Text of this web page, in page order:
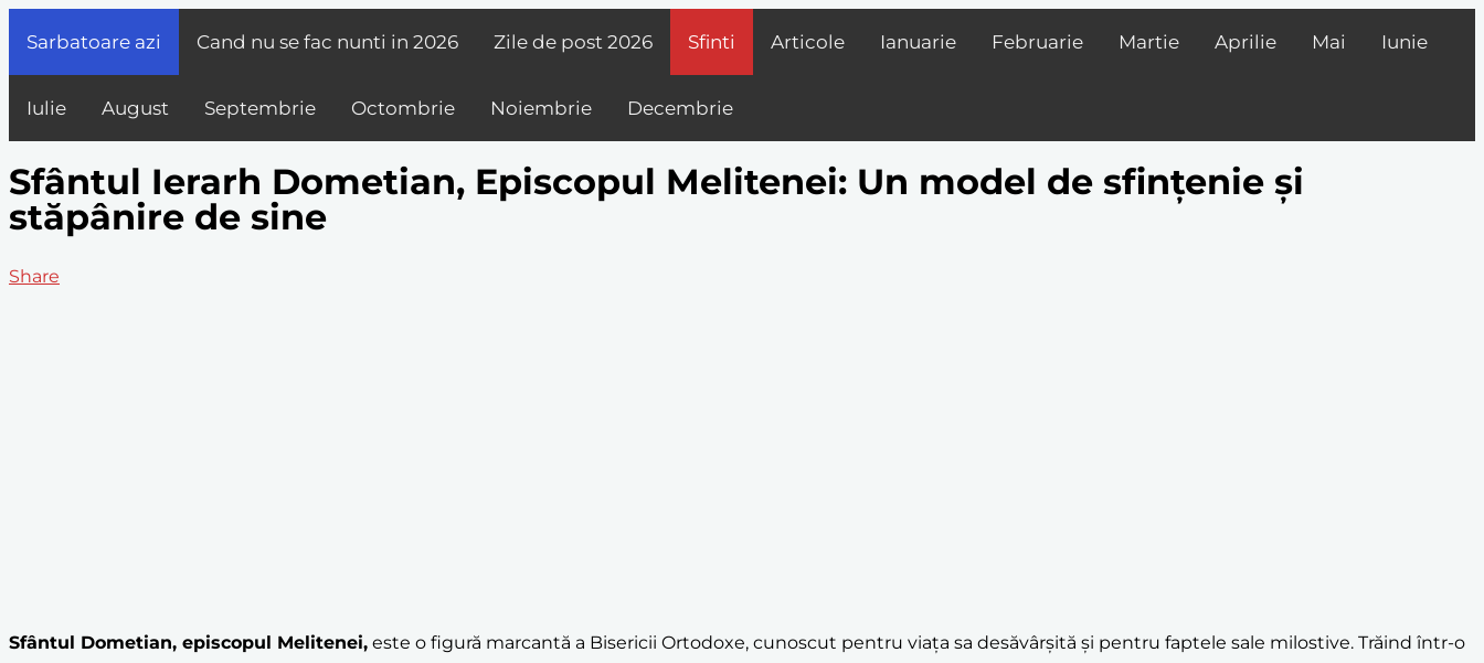
Sarbatoare azi Cand nu se fac nunti in 2026 Zile de post 2026 Sfinti Articole Ianuarie Februarie Martie Aprilie Mai Iunie
Iulie August Septembrie Octombrie Noiembrie Decembrie
Sfântul Ierarh Dometian, Episcopul Melitenei: Un model de sfințenie și
stăpânire de sine
Share
Sfântul Dometian, episcopul Melitenei, este o figură marcantă a Bisericii Ortodoxe, cunoscut pentru viața sa desăvârșită și pentru faptele sale milostive. Trăind într-o